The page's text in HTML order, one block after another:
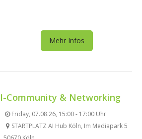
Mehr Infos
Community & Networking
Friday, 07.08.26, 15:00 - 17:00 Uhr
STARTPLATZ AI Hub Köln, Im Mediapark 5